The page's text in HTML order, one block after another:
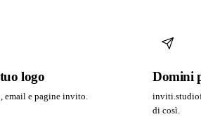
logo
email e pagine invito.
Domini
di così.